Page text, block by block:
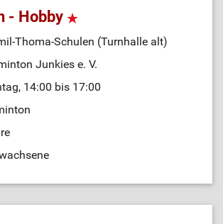
- Hobby
Thoma-Schulen (Turnhalle alt)
Junkies e. V.
14:00 bis 17:00